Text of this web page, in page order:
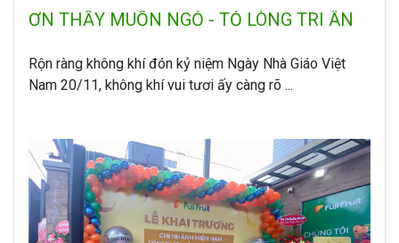
ƠN THẦY MUỐN NGỎ - TỎ LÒNG TRI ÂN
Rộn ràng không khí đón kỷ niệm Ngày Nhà Giáo Việt
Nam 20/11, không khí vui tươi ấy càng rõ ...